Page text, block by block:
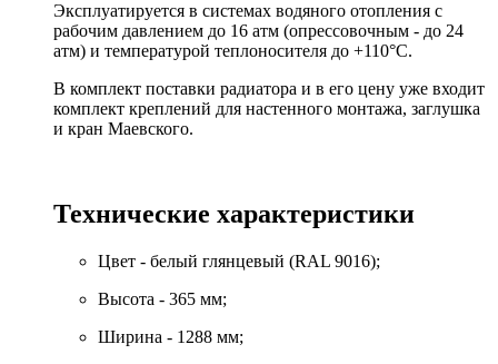
Эксплуатируется в системах водяного отопления с
рабочим давлением до 16 атм (опрессовочным - до 24
атм) и температурой теплоносителя до +110°С.
В комплект поставки радиатора и в его цену уже входит
комплект креплений для настенного монтажа, заглушка
и кран Маевского.
Технические характеристики
Цвет - белый глянцевый (RAL 9016);
Высота - 365 мм;
Ширина - 1288 мм;